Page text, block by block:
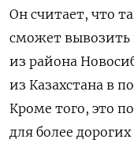
Он считает, что
сможет вывозить
из района
из Казахстана в
Кроме того, это
для более